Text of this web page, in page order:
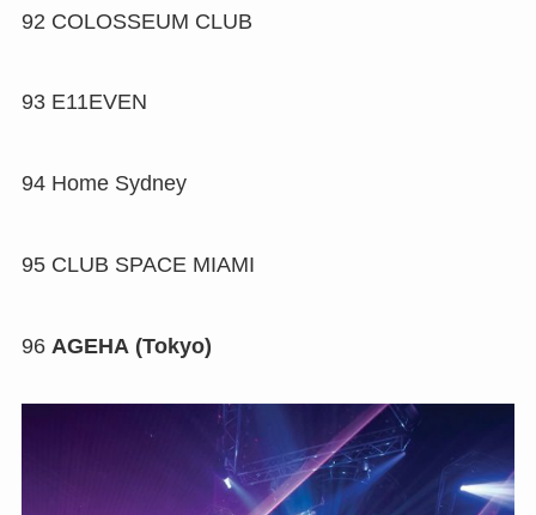
92 COLOSSEUM CLUB
93 E11EVEN
94 Home Sydney
95 CLUB SPACE MIAMI
96 AGEHA (Tokyo)